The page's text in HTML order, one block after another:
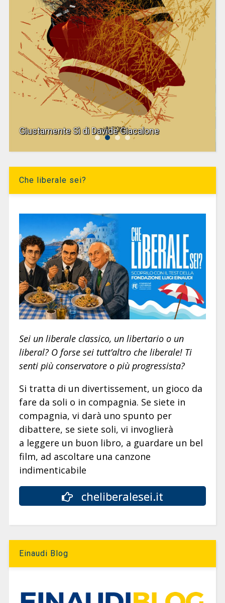
Giustamente Sì di Davide Giacalone
Che liberale sei?
Sei un liberale classico, un libertario o un
liberal? O forse sei tutt’altro che liberale! Ti
senti più conservatore o più progressista?
Si tratta di un divertissement, un gioco da
fare da soli o in compagnia. Se siete in
compagnia, vi darà uno spunto per
dibattere, se siete soli, vi invoglierà
a leggere un buon libro, a guardare un bel
film, ad ascoltare una canzone
indimenticabile
cheliberalesei.it
Einaudi Blog